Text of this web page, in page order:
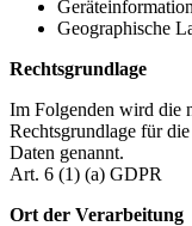
Geräteinformation
Geographische
Rechtsgrundlage
Im Folgenden wird die
Rechtsgrundlage für
Daten genannt.
Art. 6 (1) (a) GDPR
Ort der Verarbeitung